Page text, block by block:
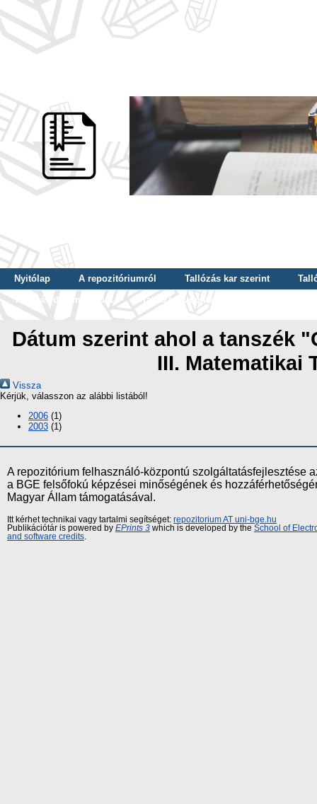
Nyitólap A repozitóriumról Tallózás kar szerint
Tallózás dátum szerint
Tallózás tudományterület szerint
Dátum szerint ahol a tanszék
III. Matematikai
Vissza
Kérjük, válasszon az alábbi listából!
2006 (1)
2003 (1)
A repozitórium felhasználó-központú szolgáltatásfejlesztése
a BGE felsőfokú képzései minőségének és
Magyar Állam támogatásával.
Itt kérhet technikai vagy tartalmi segítséget: repozitorium AT uni-bge.hu
Publikációtár is powered by EPrints 3 which is developed by the School of
and software credits